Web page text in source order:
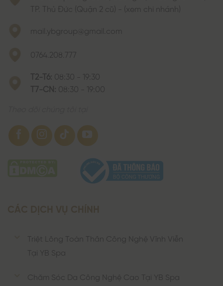
TP. Thủ Đức (Quận 2 cũ) - (xem chi nhánh)
mail.ybgroup@gmail.com
0764.208.777
T2-T6: 08:30 - 19:30
T7-CN: 08:30 - 19:00
Triệt Lông Toàn Thân Công Nghệ Vĩnh Viễn
Tại YB Spa
Chăm Sóc Da Công Nghệ Cao Tại YB Spa